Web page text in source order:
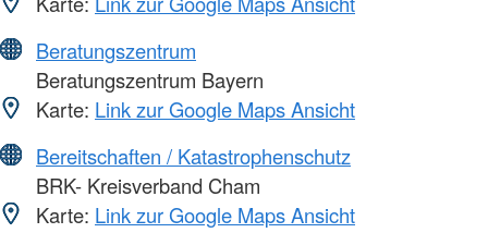
Beratungszentrum
Beratungszentrum Bayern
Karte: Link zur Google Maps Ansicht
Bereitschaften / Katastrophenschutz
BRK- Kreisverband Cham
Karte: Link zur Google Maps Ansicht